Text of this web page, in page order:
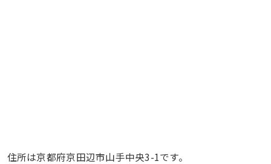
住所は京都府京田辺市山手中央3-1です。